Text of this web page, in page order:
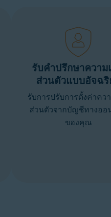
รับคำปรึกษาความ
ส่วนตัวแบบอัจฉริ
รับการปรับการตั้งค่าคว
ส่วนตัวจากบัญชีทางออ
ของคุณ